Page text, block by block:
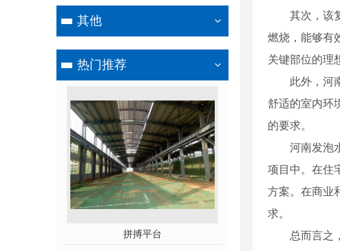
其他
热门推荐
拼搏平台 河南钢骨架膨石轻
其次，该
燃烧，能够有
关键部位的理
此外，河
舒适的室内环
的要求。
河南发泡
项目中。在住
方案。在商业
求。
总而言之